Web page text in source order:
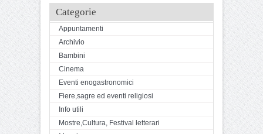
Categorie
Appuntamenti
Archivio
Bambini
Cinema
Eventi enogastronomici
Fiere,sagre ed eventi religiosi
Info utili
Mostre,Cultura, Festival letterari